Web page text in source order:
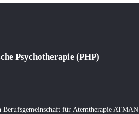
Psychotherapie (PHP)
Berufsgemeinschaft für Atemtherapie ATMAN